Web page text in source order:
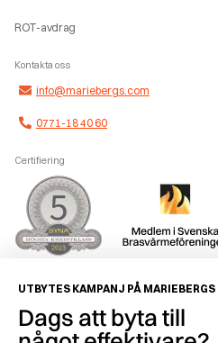
ROT-avdrag
Kontakta oss
info@mariebergs.com
0771-18 40 60
Certifiering
Smidig betalning
UTBYTES KAMPANJ PÅ MARIEBERGS
Dags att byta till